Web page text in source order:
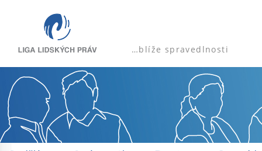
…blíže spravedlnosti